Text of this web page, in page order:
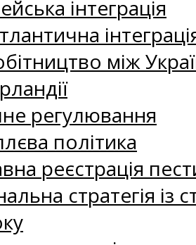
інтеграція
між
регулювання
політика
реєстрація
стратегія із